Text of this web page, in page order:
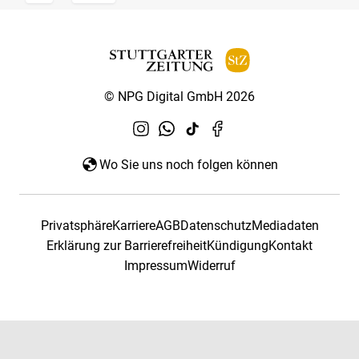
© NPG Digital GmbH 2026
Wo Sie uns noch folgen können
PrivatsphäreKarriereAGBDatenschutzMediadaten
Erklärung zur BarrierefreiheitKündigungKontakt
ImpressumWiderruf